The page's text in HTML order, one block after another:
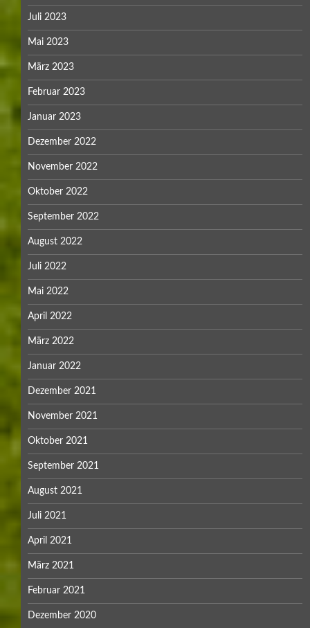
Juli 2023
Mai 2023
März 2023
Februar 2023
Januar 2023
Dezember 2022
November 2022
Oktober 2022
September 2022
August 2022
Juli 2022
Mai 2022
April 2022
März 2022
Januar 2022
Dezember 2021
November 2021
Oktober 2021
September 2021
August 2021
Juli 2021
April 2021
März 2021
Februar 2021
Dezember 2020